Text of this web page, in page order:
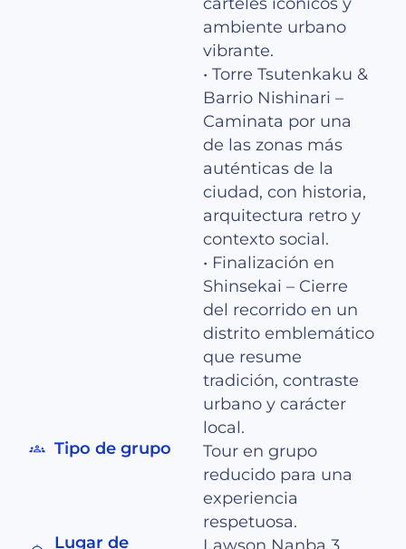
ambiente urbano
vibrante.
• Torre Tsutenkaku &
Barrio Nishinari –
Caminata por una
de las zonas más
auténticas de la
ciudad, con historia,
arquitectura retro y
contexto social.
• Finalización en
Shinsekai – Cierre
del recorrido en un
distrito emblemático
que resume
tradición, contraste
urbano y carácter
local.
Tipo de grupo
Tour en grupo
reducido para una
experiencia
respetuosa.
Lugar de